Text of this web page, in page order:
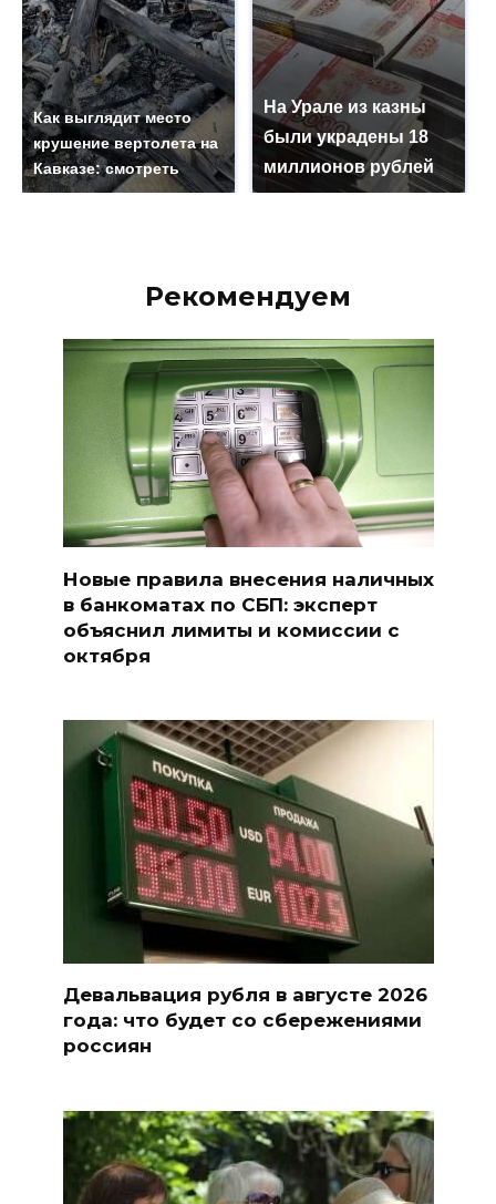
Как выглядит место
крушение вертолета на
Кавказе: смотреть
На Урале из казны
были украдены 18
миллионов рублей
Рекомендуем
Новые правила внесения наличных
в банкоматах по СБП: эксперт
объяснил лимиты и комиссии с
октября
Девальвация рубля в августе 2026
года: что будет со сбережениями
россиян